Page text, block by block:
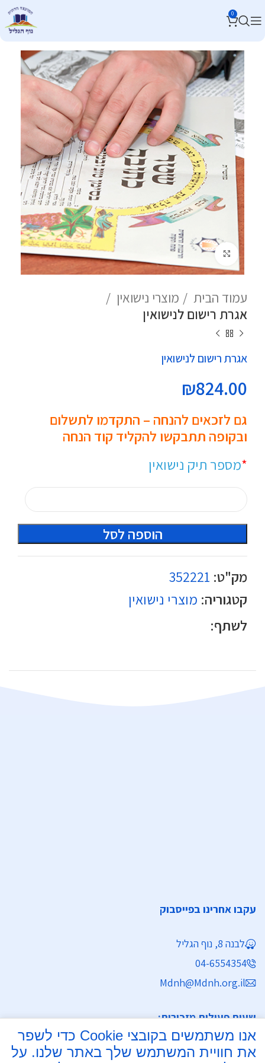
0
לחץ להגדלה
עמוד הבית
מוצרי נישואין
אגרת רישום לנישואין
אגרת רישום לנישואין
₪824.00
גם לזכאים להנחה – התקדמו לתשלום
ובקופה תתבקשו להקליד קוד הנחה
*מספר תיק נישואין
הוספה לסל
מק"ט: 352221
קטגוריה: מוצרי נישואין
לשתף:
עקבו אחרינו בפייסבוק
לבנה 8, נוף הגליל
04-6554354
Mdnh@Mdnh.org.il
שעות פעילות מזכירות:
ימים א' - ה' 8:30 - 16:30
אנו משתמשים בקובצי Cookie כדי לשפר
את חוויית המשתמש שלך באתר שלנו. על